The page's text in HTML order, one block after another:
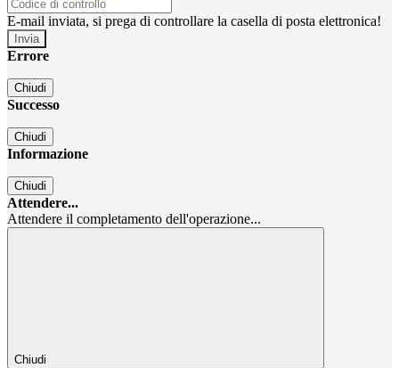
E-mail inviata, si prega di controllare la casella di posta elettronica!
Errore
Chiudi
Successo
Chiudi
Informazione
Chiudi
Attendere...
Attendere il completamento dell'operazione...
Chiudi